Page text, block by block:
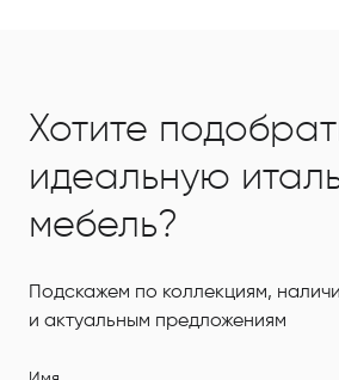
Хотите
идеальную
мебель?
Подскажем по коллекциям,
и актуальным предложениям